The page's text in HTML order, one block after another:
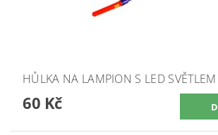
HŮLKA NA LAMPION S LED
60 Kč